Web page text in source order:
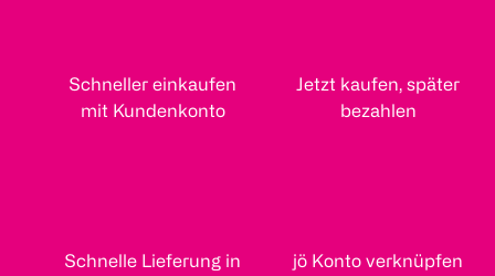
Schneller einkaufen
mit Kundenkonto
Jetzt kaufen, später
bezahlen
Schnelle Lieferung in
jö Konto verknüpfen